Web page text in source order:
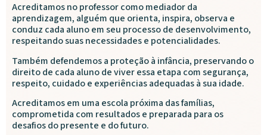
Acreditamos no professor como mediador da
aprendizagem, alguém que orienta, inspira, observa e
conduz cada aluno em seu processo de desenvolvimento,
respeitando suas necessidades e potencialidades.
Também defendemos a proteção à infância, preservando o
direito de cada aluno de viver essa etapa com segurança,
respeito, cuidado e experiências adequadas à sua idade.
Acreditamos em uma escola próxima das famílias,
comprometida com resultados e preparada para os
desafios do presente e do futuro.